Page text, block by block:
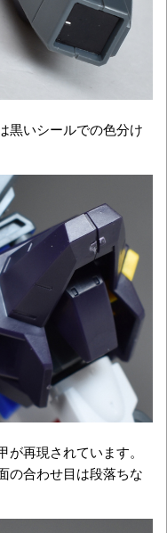
黒いシールでの色分け
再現されています。
の合わせ目は段落ちな